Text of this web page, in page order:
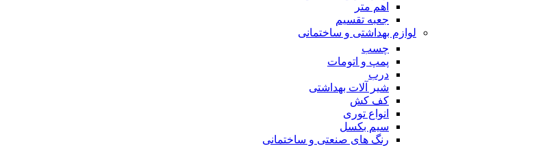
اهم متر
جعبه تقسیم
لوازم بهداشتی و ساختمانی
چسب
پمپ و اتومات
درب
شیر آلات بهداشتی
کف کش
انواع توری
سیم بکسل
رنگ های صنعتی و ساختمانی